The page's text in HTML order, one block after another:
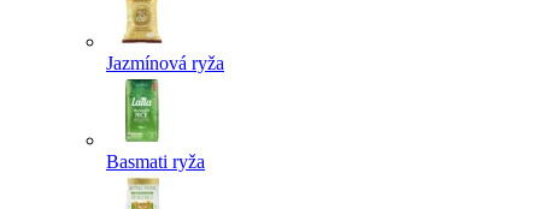
Jazmínová ryža
Basmati ryža